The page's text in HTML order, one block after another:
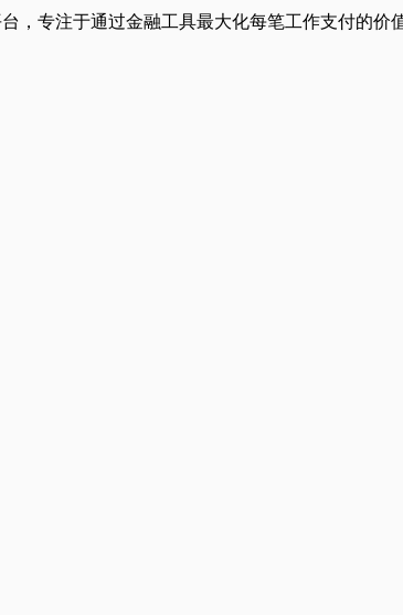
台，专注于通过金融工具最大化每笔工作支付的